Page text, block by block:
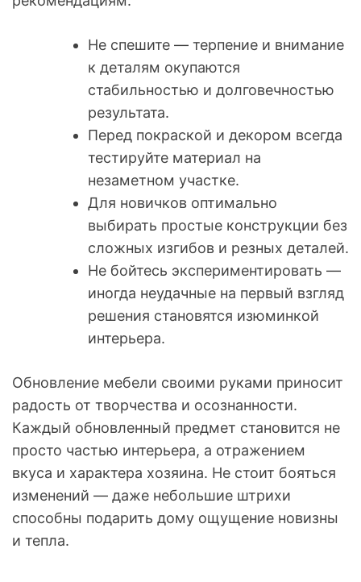
Не спешите — терпение и внимание
к деталям окупаются
стабильностью и долговечностью
результата.
Перед покраской и декором всегда
тестируйте материал на
незаметном участке.
Для новичков оптимально
выбирать простые конструкции без
сложных изгибов и резных деталей.
Не бойтесь экспериментировать —
иногда неудачные на первый взгляд
решения становятся изюминкой
интерьера.
Обновление мебели своими руками приносит
радость от творчества и осознанности.
Каждый обновленный предмет становится не
просто частью интерьера, а отражением
вкуса и характера хозяина. Не стоит бояться
изменений — даже небольшие штрихи
способны подарить дому ощущение новизны
и тепла.